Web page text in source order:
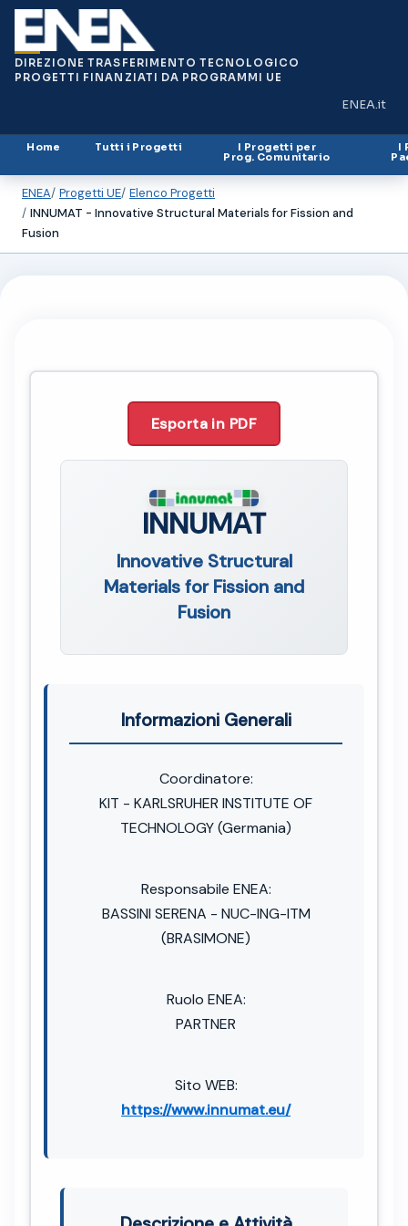
DIREZIONE TRASFERIMENTO TECNOLOGICO
PROGETTI FINANZIATI DA PROGRAMMI UE
ENEA.it
(si apre in
Home Tutti i Progetti I Progetti per
Prog. Comunitario
I
ENEA Progetti UE Elenco Progetti
INNUMAT - Innovative Structural Materials for Fission and
Fusion
Esporta in PDF
INNUMAT
Innovative Structural
Materials for Fission and
Fusion
Informazioni Generali
Coordinatore:
KIT - KARLSRUHER INSTITUTE OF
TECHNOLOGY (Germania)
Responsabile ENEA:
BASSINI SERENA - NUC-ING-ITM
(BRASIMONE)
Ruolo ENEA:
PARTNER
Sito WEB:
https://www.innumat.eu/